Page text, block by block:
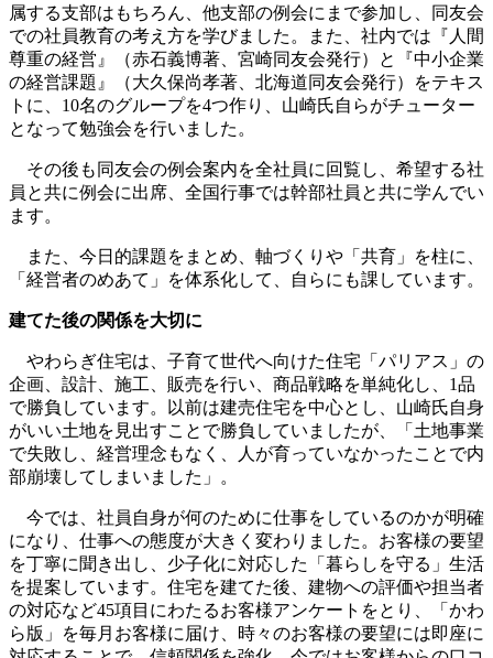
属する支部はもちろん、他支部の例会にまで参加し、同友会
での社員教育の考え方を学びました。また、社内では『人間
尊重の経営』（赤石義博著、宮崎同友会発行）と『中小企業
の経営課題』（大久保尚孝著、北海道同友会発行）をテキス
トに、10名のグループを4つ作り、山崎氏自らがチューター
となって勉強会を行いました。
その後も同友会の例会案内を全社員に回覧し、希望する社
員と共に例会に出席、全国行事では幹部社員と共に学んでい
ます。
また、今日的課題をまとめ、軸づくりや「共育」を柱に、
「経営者のめあて」を体系化して、自らにも課しています。
建てた後の関係を大切に
やわらぎ住宅は、子育て世代へ向けた住宅「パリアス」の
企画、設計、施工、販売を行い、商品戦略を単純化し、1品
で勝負しています。以前は建売住宅を中心とし、山崎氏自身
がいい土地を見出すことで勝負していましたが、「土地事業
で失敗し、経営理念もなく、人が育っていなかったことで内
部崩壊してしまいました」。
今では、社員自身が何のために仕事をしているのかが明確
になり、仕事への態度が大きく変わりました。お客様の要望
を丁寧に聞き出し、少子化に対応した「暮らしを守る」生活
を提案しています。住宅を建てた後、建物への評価や担当者
の対応など45項目にわたるお客様アンケートをとり、「かわ
ら版」を毎月お客様に届け、時々のお客様の要望には即座に